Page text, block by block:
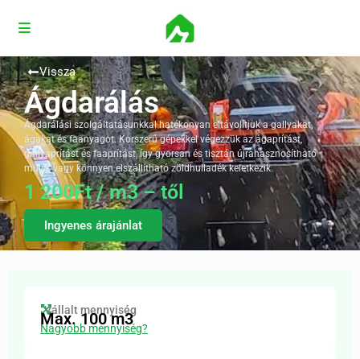
Vissza
Ágdarálás
Ágdarálási szolgáltatásunkkal hatékonyan eltávolítjuk a gallyakat,
ágakat és faanyagot. Korszerű gépekkel végezzük az ágaprítást,
gallyaprítást és faaprítást, így gyorsan és tisztán újrahasznosítható
mulcs vagy könnyen elszállítható zöldhulladék keletkezik.
1 200Ft / m3 – től
Ingyenes árajánlat
Vállalt mennyiség
Max. 100 m3
Nagyobb mennyiség?